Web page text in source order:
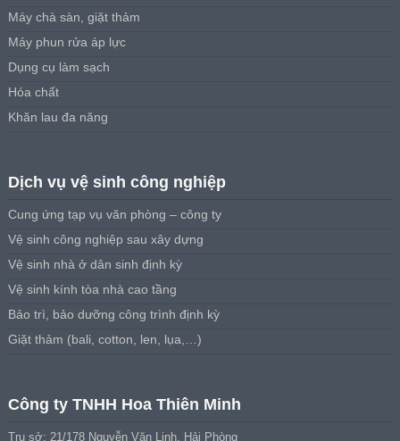
Máy chà sàn, giặt thảm
Máy phun rửa áp lực
Dụng cụ làm sạch
Hóa chất
Khăn lau đa năng
Dịch vụ vệ sinh công nghiệp
Cung ứng tạp vụ văn phòng – công ty
Vệ sinh công nghiệp sau xây dựng
Vệ sinh nhà ở dân sinh định kỳ
Vệ sinh kính tòa nhà cao tầng
Bảo trì, bảo dưỡng công trình định kỳ
Giặt thảm (bali, cotton, len, lụa,…)
Công ty TNHH Hoa Thiên Minh
Trụ sở: 21/178 Nguyễn Văn Linh, Hải Phòng